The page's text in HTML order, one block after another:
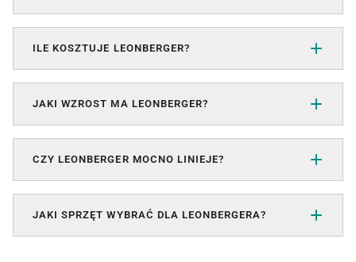
ILE KOSZTUJE LEONBERGER?
JAKI WZROST MA LEONBERGER?
CZY LEONBERGER MOCNO LINIEJE?
JAKI SPRZĘT WYBRAĆ DLA LEONBERGERA?